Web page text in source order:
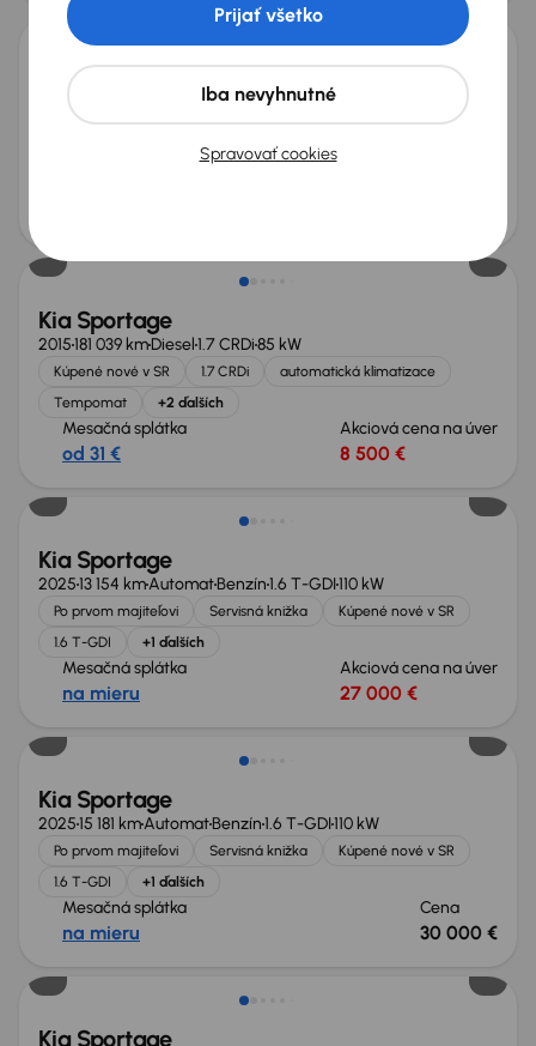
Kia Sportage
2019 Benzín1.6 T-GDI 130 kW
+7 ďalších
Kia Sportage
2015181 039 kmDiesel1.7 CRDi85 kW
Kúpené nové v SR 1.7 CRDi
automatická klimatizace
Tempomat
+2 ďalších
Mesačná splátka
od 31 €
Akciová cena na úver
8 500 €
Ušetríte 6 999 €
Kia Sportage
202513 154 kmAutomatBenzín1.6 T-GDI110 kW
Po prvom majiteľovi Servisná knižka
Kúpené nové v SR
1.6 T-GDI
+1 ďalších
Mesačná splátka
na mieru
Akciová cena na úver
27 000 €
Zlacnené o 3 200 €
Kia Sportage
202515 181 kmAutomatBenzín1.6 T-GDI110 kW
Po prvom majiteľovi Servisná knižka
Kúpené nové v SR
1.6 T-GDI
+1 ďalších
Mesačná splátka
na mieru
Cena
30 000 €
Zlacnené o 3 200 €
Kia Sportage
Spravovať cookies
Iba nevyhnutné
Prijať všetko